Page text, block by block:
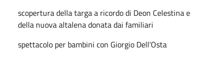
scopertura della targa a ricordo di Deon Celestina e
della nuova altalena donata dai familiari
spettacolo per bambini con Giorgio Dell'Osta